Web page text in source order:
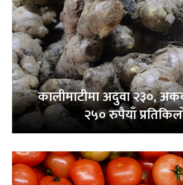
कालीमाटीमा अदुवा २३०,
२५० रुपैयाँ